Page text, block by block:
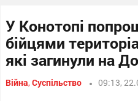
У Конотопі
бійцями
які загинули на
Війна,Суспільство 09:13,